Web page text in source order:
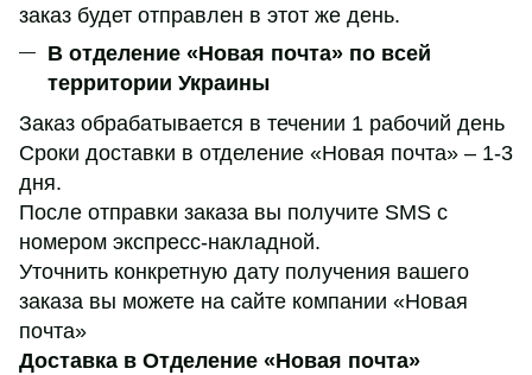
заказ будет отправлен в этот же день.
В отделение «Новая почта» по всей
территории Украины
Заказ обрабатывается в течении 1 рабочий день
Сроки доставки в отделение «Новая почта» – 1-3
дня.
После отправки заказа вы получите SMS с
номером экспресс-накладной.
Уточнить конкретную дату получения вашего
заказа вы можете на сайте компании «Новая
почта»
Доставка в Отделение «Новая почта»